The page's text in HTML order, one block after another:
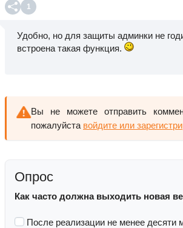
1
Удобно, но для защиты админки не
встроена такая функция.
Вы не можете отправить
пожалуйста войдите или
Опрос
Как часто должна выходить новая
После реализации не менее десяти